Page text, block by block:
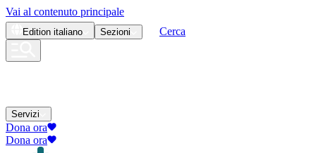
Vai al contenuto principale
Edition italiano Sezioni Cerca
Servizi
Dona ora
Dona ora